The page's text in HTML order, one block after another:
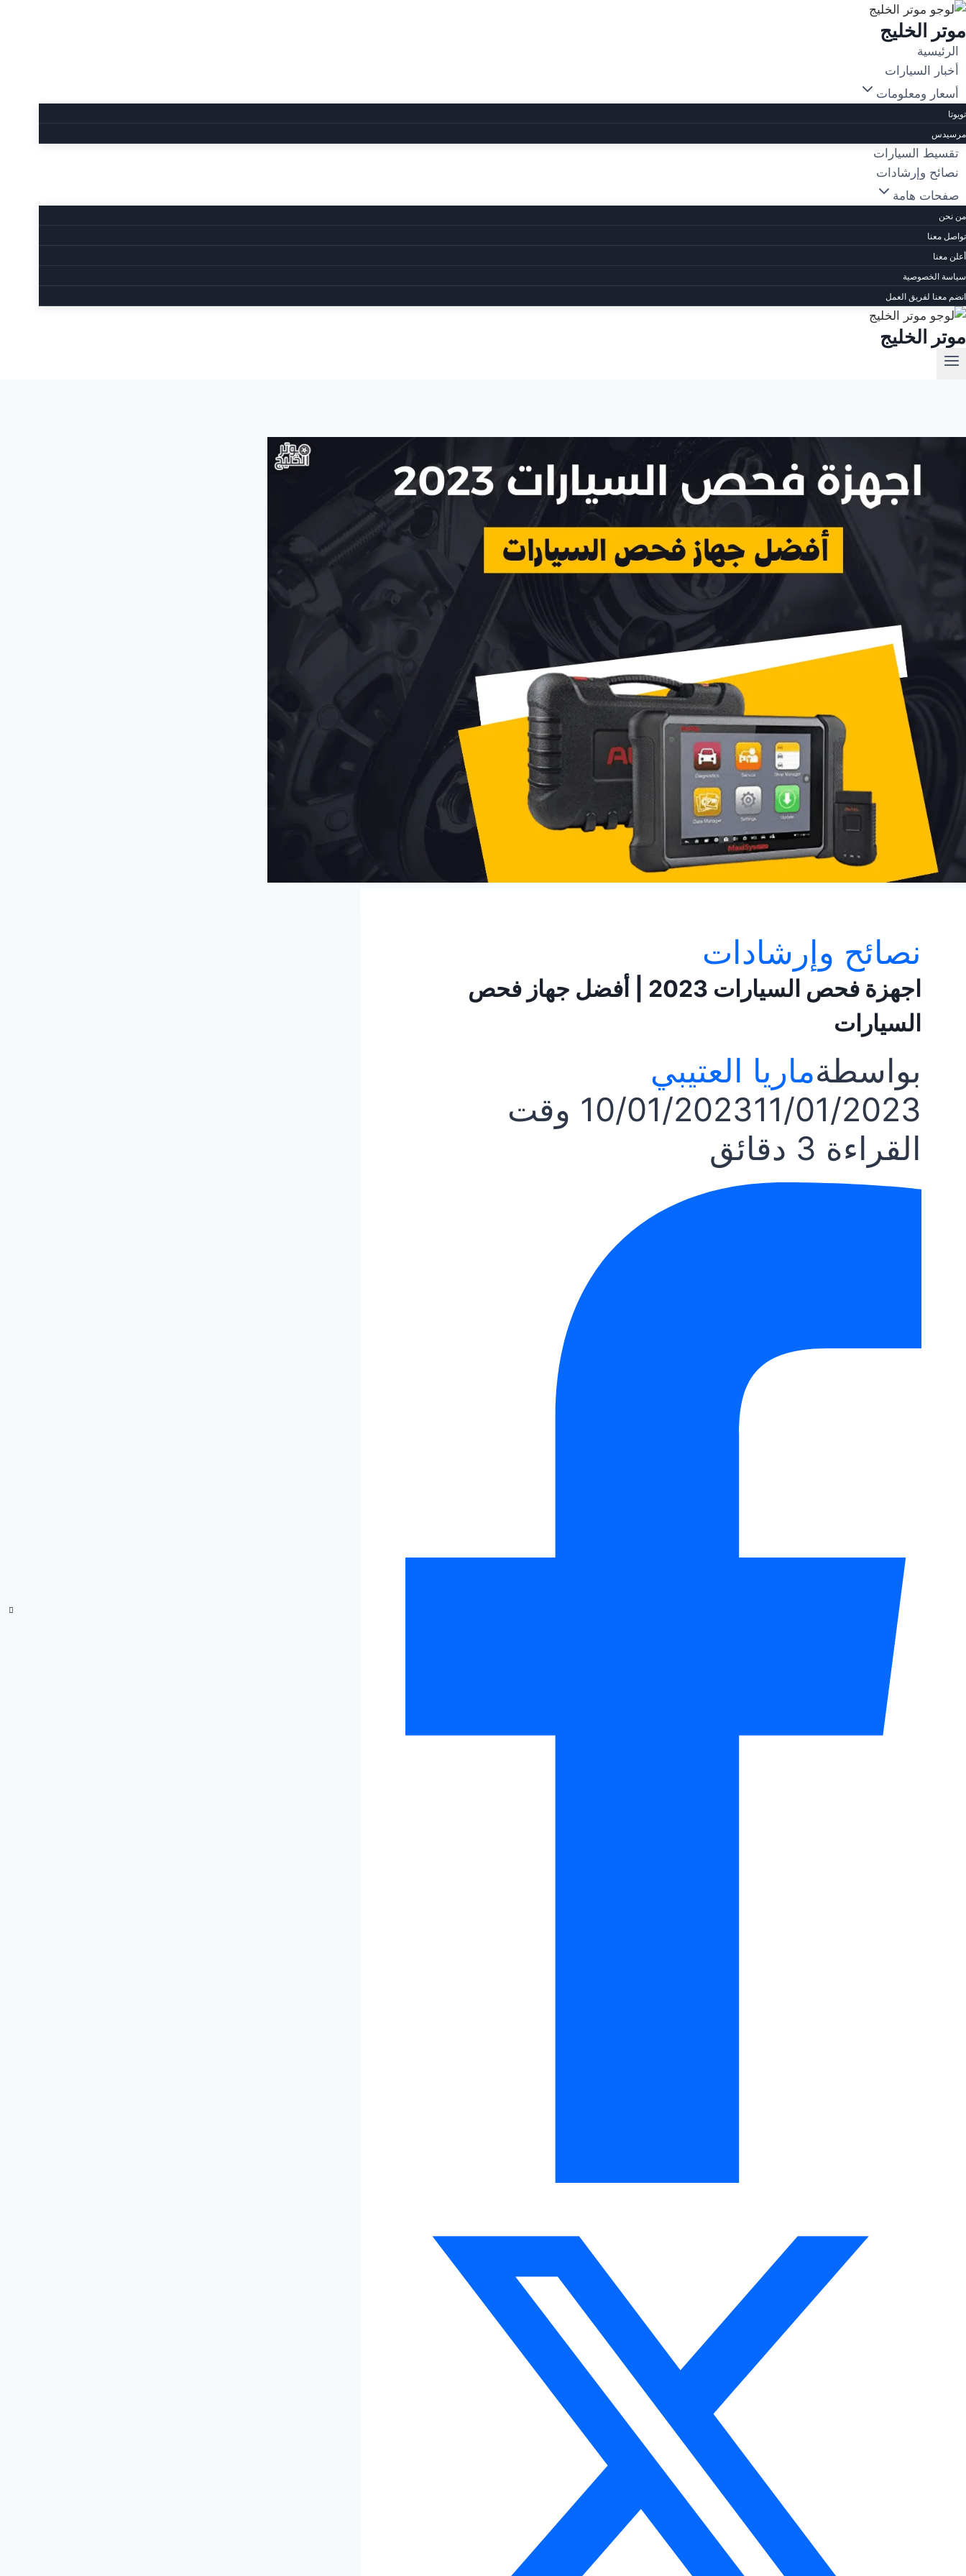
التجاوز
إلى
المحتوى
موتر الخليج
الرئيسية
أخبار السيارات
أسعار ومعلومات
تويوتا
مرسيدس
تقسيط السيارات
نصائح وإرشادات
صفحات هامة
من نحن
تواصل معنا
أعلن معنا
سياسة الخصوصية
انضم معنا لفريق العمل
موتر الخليج
نصائح وإرشادات
اجهزة فحص السيارات 2023 | أفضل جهاز فحص
السيارات
بواسطةماريا العتيبي
10/01/202311/01/2023
وقت
القراءة
دقائق